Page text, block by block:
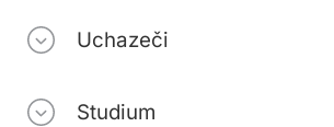
Uchazeči
Studium